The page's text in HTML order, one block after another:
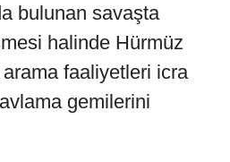
bulunan savaşta
halinde Hürmüz
arama faaliyetleri icra
gemilerini